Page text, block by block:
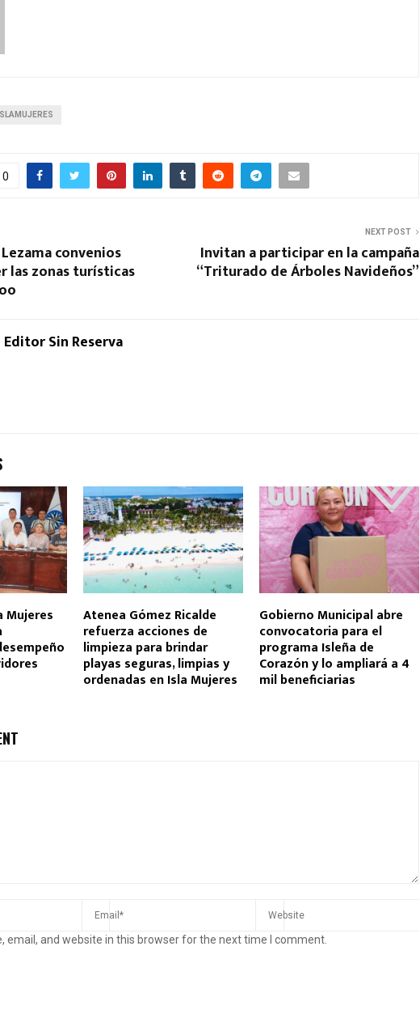
ISLAMUJERES
0
convenios
las zonas turísticas
NEXT POST
Invitan a participar en la campaña
“Triturado de Árboles Navideños”
Editor Sin Reserva
Mujeres Atenea Gómez Ricalde
refuerza acciones de
limpieza para brindar
playas seguras, limpias y
ordenadas en Isla Mujeres
Gobierno Municipal abre
convocatoria para el
programa Isleña de
Corazón y lo ampliará a 4
mil beneficiarias
email, and website in this browser for the next time I comment.